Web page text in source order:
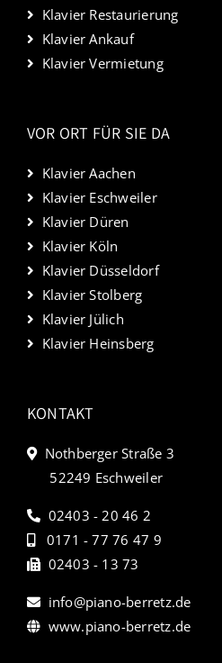
Klavier Restaurierung
Klavier Ankauf
Klavier Vermietung
VOR ORT FÜR SIE DA
Klavier Aachen
Klavier Eschweiler
Klavier Düren
Klavier Köln
Klavier Düsseldorf
Klavier Stolberg
Klavier Jülich
Klavier Heinsberg
KONTAKT
Nothberger Straße 3
52249 Eschweiler
02403 - 20 46 2
0171 - 77 76 47 9
02403 - 13 73
info@piano-berretz.de
www.piano-berretz.de